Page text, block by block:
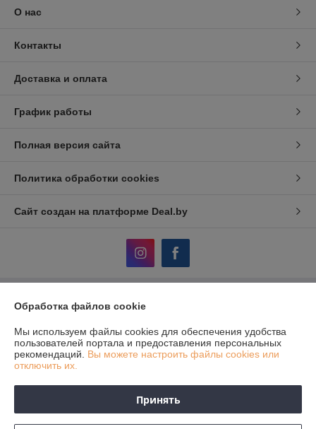
О нас
Контакты
Доставка и оплата
График работы
Полная версия сайта
Политика обработки cookies
Сайт создан на платформе Deal.by
Информация для покупателя
Юридическое лицо:ЧТУП «АвтоДСтехно»
г. Минск, ул. Тимирязева, 10-211
Регистрационный номер ЕГР: 690849380
УНП: 690849380
Регистрационный орган: Исполком Дзержинского района
Обработка файлов cookie
Мы используем файлы cookies для обеспечения удобства
пользователей портала и предоставления персональных
рекомендаций. Вы можете настроить файлы cookies или
отключить их.
Принять